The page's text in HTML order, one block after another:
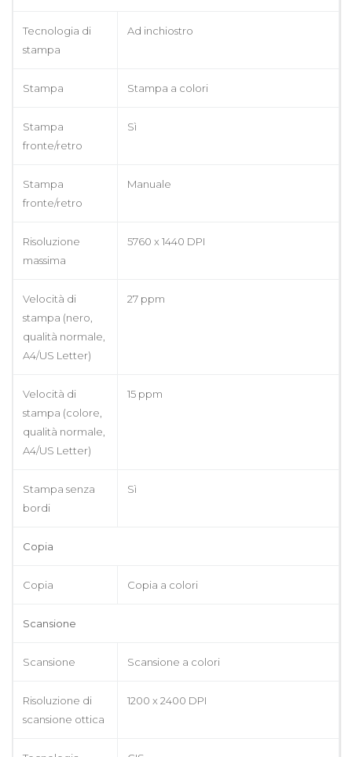
Tecnologia di
stampa
Ad inchiostro
Stampa Stampa a colori
Stampa
fronte/retro
Sì
Stampa
fronte/retro
Manuale
Risoluzione
massima
5760 x 1440 DPI
Velocità di
stampa (nero,
qualità normale,
A4/US Letter)
27 ppm
Velocità di
stampa (colore,
qualità normale,
A4/US Letter)
15 ppm
Stampa senza
bordi
Sì
Copia
Copia Copia a colori
Scansione
Scansione Scansione a colori
Risoluzione di
scansione ottica
1200 x 2400 DPI